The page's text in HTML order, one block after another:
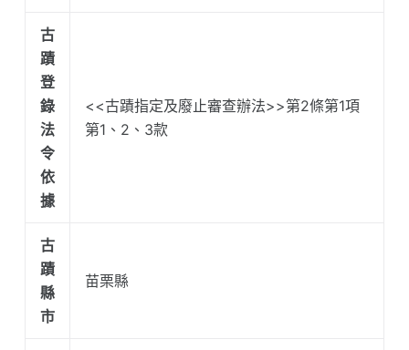
古
蹟
登
錄
法
令
依
據
<<古蹟指定及廢止審查辦法>>第2條第1項
第1、2、3款
古
蹟
縣
市
苗栗縣